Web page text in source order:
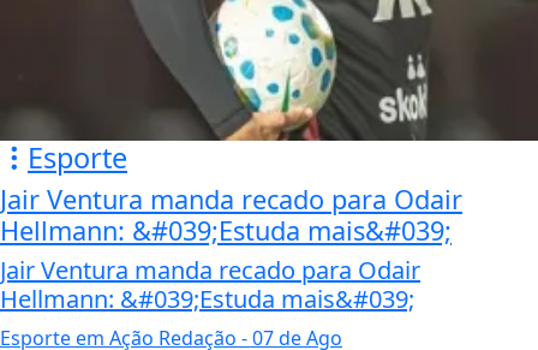
Esporte
Jair Ventura manda recado para Odair
Hellmann: &#039;Estuda mais&#039;
Jair Ventura manda recado para Odair
Hellmann: &#039;Estuda mais&#039;
Esporte em Ação Redação - 07 de Ago